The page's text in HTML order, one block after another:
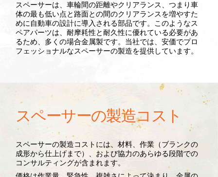
スペーサーは、車輪間の距離やクリアランス、つまり車
体の最も低い点と路面との間のクリアランスを増やすた
めに自動車の設計に導入される部品です。このようなス
ペアパーツは、耐摩耗性と耐久性に優れている必要があ
るため、多くの場合金属製です。当社では、安価でプロ
フェッショナルなスペーサーの製造を提供しています。
スペーサーの製造コスト
スペーサーの製造コストには、材料、作業（ブランクの
成形から仕上げまで）、および協力のあらゆる段階での
コンサルティングが含まれます。